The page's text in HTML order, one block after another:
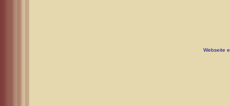
Webseite